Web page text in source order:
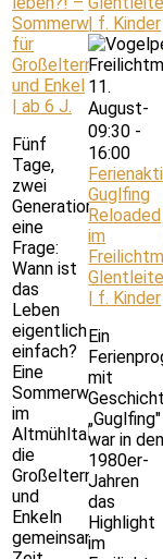
Sommerwoche
für
Großeltern
und Enkel
| ab 6 J.
Fünf
Tage,
zwei
Generationen,
eine
Frage:
Wann ist
das
Leben
eigentlich
einfach?
Eine
Sommerwoche
im
Altmühltal,
die
Großeltern
und
Enkeln
gemeinsame
| f. Kinder
11.
August-
09:30 -
16:00
Guglfing
Reloaded
im
| f. Kinder
Ein
mit
„Guglfing"
war in den
1980er-
Jahren
das
Highlight
im